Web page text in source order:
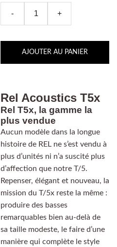
- +
AJOUTER AU PANIER
Rel Acoustics T5x
Rel T5x, la gamme la
plus vendue
Aucun modèle dans la longue
histoire de REL ne s’est vendu à
plus d’unités ni n’a suscité plus
d’affection que notre T/5.
Repenser, élégant et nouveau, la
mission du T/5x reste la même :
produire des basses
remarquables bien au-delà de
sa taille modeste, le faire d’une
manière qui complète le style